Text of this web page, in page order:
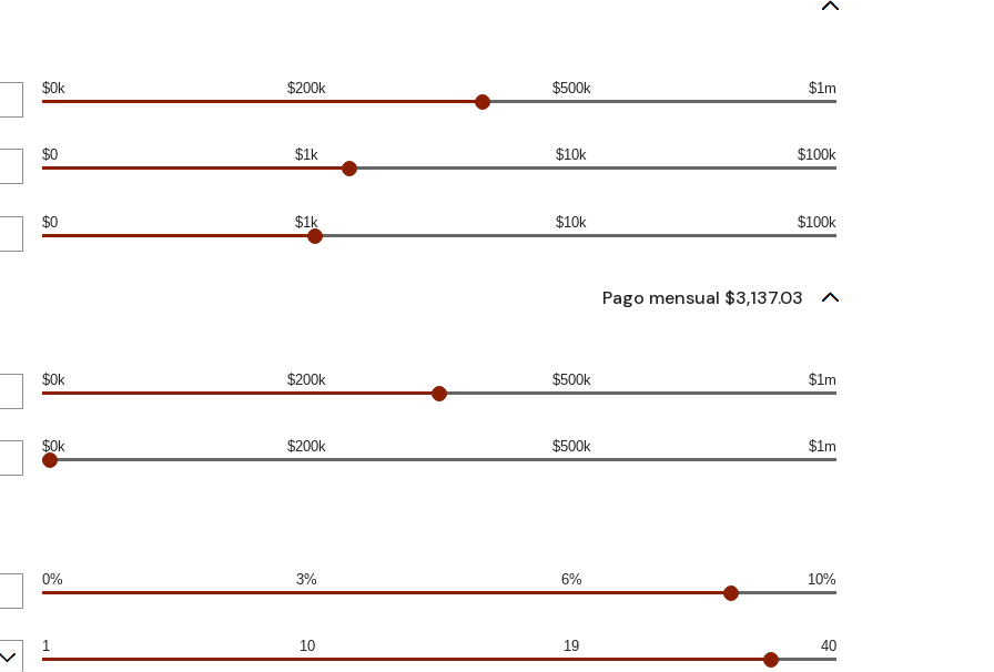
$0k $200k $500k $1m
$0 $1k $10k $100k
$0 $1k $10k $100k
Pago mensual $3,137.03
$0k $200k $500k $1m
$0k $200k $500k $1m
0% 3% 6% 10%
1 10 19 40